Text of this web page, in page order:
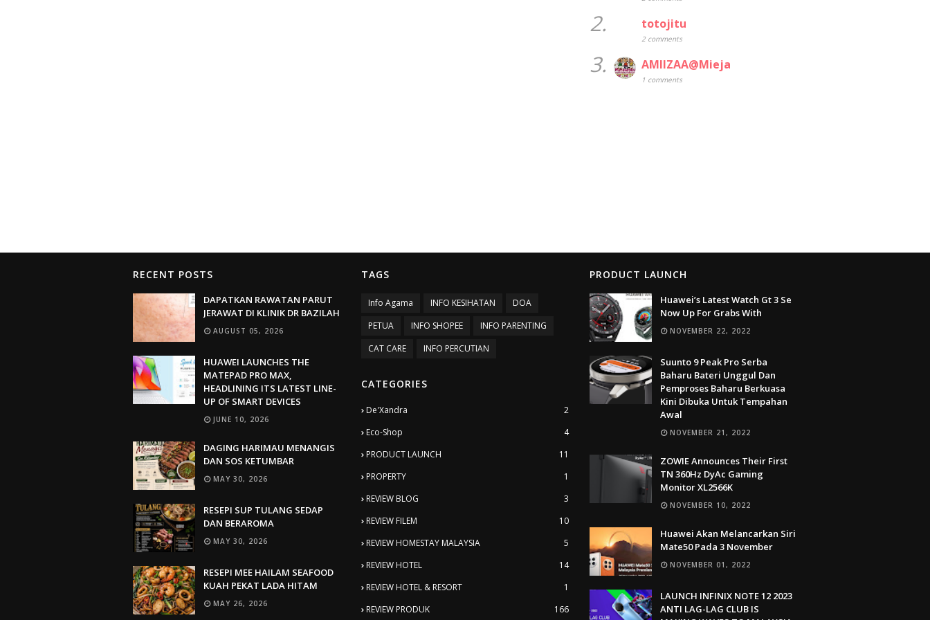
2. totojitu
2 comments
3. AMIIZAA@Mieja
1 comments
RECENT POSTS
DAPATKAN RAWATAN PARUT
JERAWAT DI KLINIK DR BAZILAH
AUGUST 05, 2026
HUAWEI LAUNCHES THE
MATEPAD PRO MAX,
HEADLINING ITS LATEST LINE-
UP OF SMART DEVICES
JUNE 10, 2026
DAGING HARIMAU MENANGIS
DAN SOS KETUMBAR
MAY 30, 2026
RESEPI SUP TULANG SEDAP
DAN BERAROMA
MAY 30, 2026
RESEPI MEE HAILAM SEAFOOD
KUAH PEKAT LADA HITAM
MAY 26, 2026
TAGS
Info Agama INFO KESIHATAN
DOA
PETUA
INFO SHOPEE
INFO PARENTING
CAT CARE
INFO PERCUTIAN
CATEGORIES
De'Xandra
2
Eco-Shop
4
PRODUCT LAUNCH
11
PROPERTY
1
REVIEW BLOG
3
REVIEW FILEM
10
REVIEW HOMESTAY MALAYSIA
5
REVIEW HOTEL
14
REVIEW HOTEL & RESORT
1
REVIEW PRODUK
166
PRODUCT LAUNCH
Huawei’s Latest Watch Gt 3 Se
Now Up For Grabs With
NOVEMBER 22, 2022
Suunto 9 Peak Pro Serba
Baharu Bateri Unggul Dan
Pemproses Baharu Berkuasa
Kini Dibuka Untuk Tempahan
Awal
NOVEMBER 21, 2022
ZOWIE Announces Their First
TN 360Hz DyAc Gaming
Monitor XL2566K
NOVEMBER 10, 2022
Huawei Akan Melancarkan Siri
Mate50 Pada 3 November
NOVEMBER 01, 2022
LAUNCH INFINIX NOTE 12 2023
ANTI LAG-LAG CLUB IS